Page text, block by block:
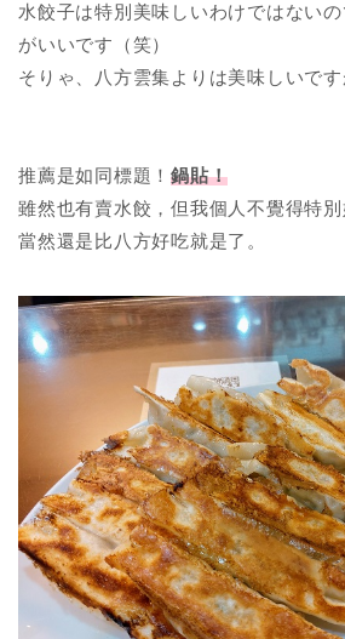
水餃子は特別美味しいわけではない
がいいです（笑）
そりゃ、八方雲集よりは美味しいで
推薦是如同標題！鍋貼！
雖然也有賣水餃，但我個人不覺得特
當然還是比八方好吃就是了。